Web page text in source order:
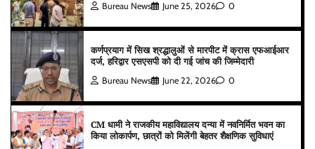
Bureau News June 25, 2026 0
कर्णप्रयाग में सिख श्रद्धालुओं से मारपीट में क्रास एफआईआर
दर्ज, हरिद्वार एसएसपी को दी गई जांच की जिम्मेदारी
Bureau News June 22, 2026 0
CM धामी ने राजकीय महाविद्यालय दन्या में नवनिर्मित भवन का
किया लोकार्पण, छात्रों को मिलेंगी बेहतर शैक्षणिक सुविधाएं